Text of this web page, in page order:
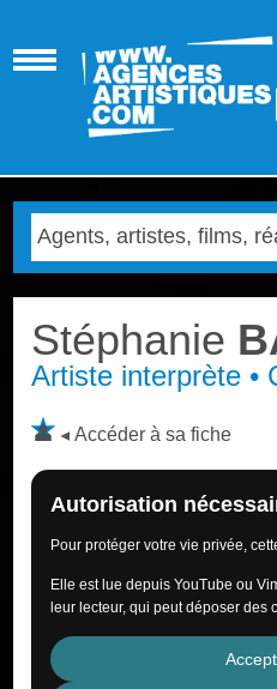
Stéphanie
Artiste interprète •
Accéder à sa fiche
Autorisation
Pour protéger votre vie privée,
Elle est lue depuis YouTube ou
leur lecteur, qui peut déposer des